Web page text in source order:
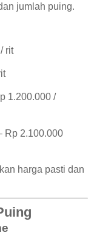
jumlah puing.
rit
1.200.000 /
Rp 2.100.000
harga pasti dan